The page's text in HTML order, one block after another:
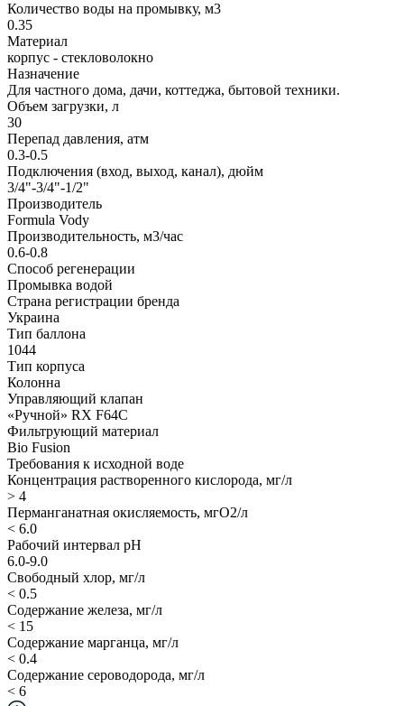
Количество воды на промывку, м3
0.35
Материал
корпус - стекловолокно
Назначение
Для частного дома, дачи, коттеджа, бытовой техники.
Объем загрузки, л
30
Перепад давления, атм
0.3-0.5
Подключения (вход, выход, канал), дюйм
3/4"-3/4"-1/2"
Производитель
Formula Vody
Производительность, м3/час
0.6-0.8
Способ регенерации
Промывка водой
Страна регистрации бренда
Украина
Тип баллона
1044
Тип корпуса
Колонна
Управляющий клапан
«Ручной» RX F64C
Фильтрующий материал
Bio Fusion
Требования к исходной воде
Концентрация растворенного кислорода, мг/л
> 4
Перманганатная окисляемость, мгО2/л
< 6.0
Рабочий интервал рН
6.0-9.0
Свободный хлор, мг/л
< 0.5
Содержание железа, мг/л
< 15
Содержание марганца, мг/л
< 0.4
Содержание сероводорода, мг/л
< 6